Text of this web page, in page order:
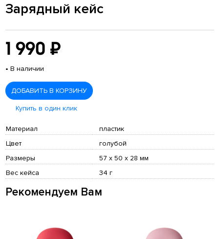
Зарядный кейс
1 990 ₽
• В наличии
ДОБАВИТЬ В КОРЗИНУ
Купить в один клик
Материал
пластик
Цвет
голубой
Размеры
57 х 50 х 28 мм
Вес кейса
34 г
Рекомендуем Вам